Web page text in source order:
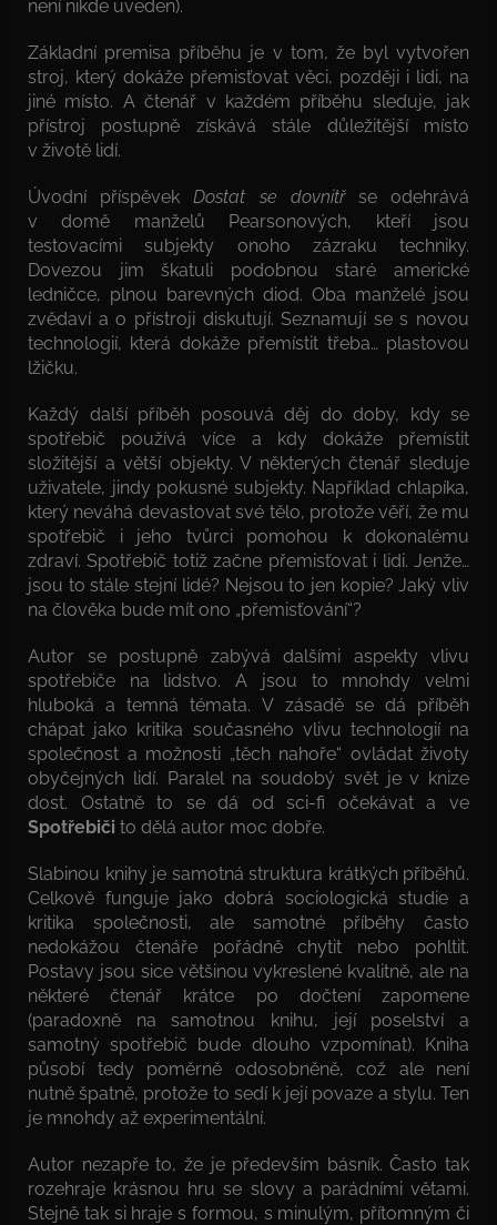
není nikde uveden).
Základní premisa příběhu je v tom, že byl vytvořen
stroj, který dokáže přemisťovat věci, později i lidi, na
jiné místo. A čtenář v každém příběhu sleduje, jak
přístroj postupně získává stále důležitější místo
v životě lidí.
Úvodní příspěvekDostat se dovnitřse odehrává
v domě manželů Pearsonových, kteří jsou
testovacími subjekty onoho zázraku techniky.
Dovezou jim škatuli podobnou staré americké
ledničce, plnou barevných diod. Oba manželé jsou
zvědaví a o přístroji diskutují. Seznamují se s novou
technologií, která dokáže přemístit třeba… plastovou
lžičku.
Každý další příběh posouvá děj do doby, kdy se
spotřebič používá více a kdy dokáže přemístit
složitější a větší objekty. V některých čtenář sleduje
uživatele, jindy pokusné subjekty. Například chlapíka,
který neváhá devastovat své tělo, protože věří, že mu
spotřebič i jeho tvůrci pomohou k dokonalému
zdraví. Spotřebič totiž začne přemisťovat i lidi. Jenže…
jsou to stále stejní lidé? Nejsou to jen kopie? Jaký vliv
na člověka bude mít ono „přemisťování“?
Autor se postupně zabývá dalšími aspekty vlivu
spotřebiče na lidstvo. A jsou to mnohdy velmi
hluboká a temná témata. V zásadě se dá příběh
chápat jako kritika současného vlivu technologií na
společnost a možnosti „těch nahoře“ ovládat životy
obyčejných lidí. Paralel na soudobý svět je v knize
dost. Ostatně to se dá od sci-fi očekávat a ve
Spotřebiči to dělá autor moc dobře.
Slabinou knihy je samotná struktura krátkých příběhů.
Celkově funguje jako dobrá sociologická studie a
kritika společnosti, ale samotné příběhy často
nedokážou čtenáře pořádně chytit nebo pohltit.
Postavy jsou sice většinou vykreslené kvalitně, ale na
některé čtenář krátce po dočtení zapomene
(paradoxně na samotnou knihu, její poselství a
samotný spotřebič bude dlouho vzpomínat). Kniha
působí tedy poměrně odosobněně, což ale není
nutně špatně, protože to sedí k její povaze a stylu. Ten
je mnohdy až experimentální.
Autor nezapře to, že je především básník. Často tak
rozehraje krásnou hru se slovy a parádními větami.
Stejně tak si hraje s formou, s minulým, přítomným či